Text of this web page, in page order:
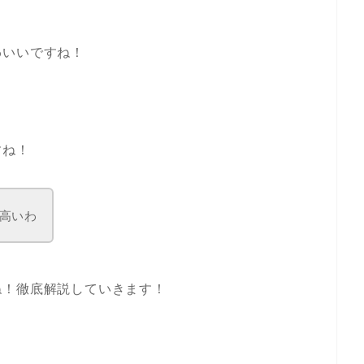
いですね！
！
いわ
徹底解説していきます！